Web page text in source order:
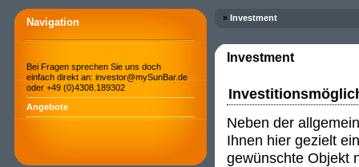
Navigation
Bei Fragen sprechen Sie uns doch
einfach direkt an: investor@mySunBar.de
oder +49 (0)4308.189302
Angebote
» Investment
Investment
Neben der
Ihnen hier gezielt
gewünschte Objekt